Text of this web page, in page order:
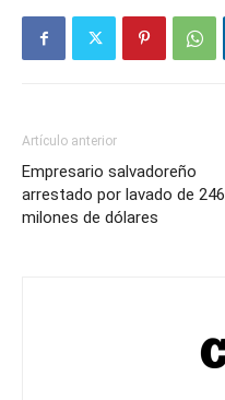
Artículo anterior
Empresario salvadoreño
arrestado por lavado de 246
milones de dólares